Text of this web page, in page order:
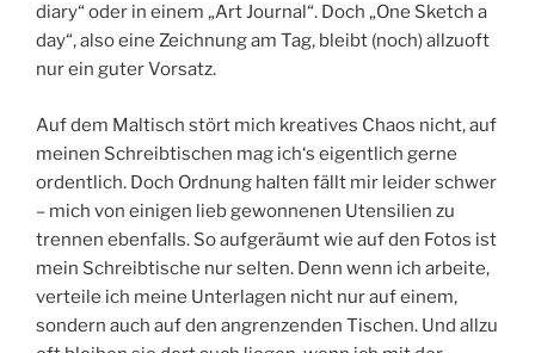
diary“ oder in einem „Art Journal“. Doch „One Sketch a
day“, also eine Zeichnung am Tag, bleibt (noch) allzuoft
nur ein guter Vorsatz.
Auf dem Maltisch stört mich kreatives Chaos nicht, auf
meinen Schreibtischen mag ich‘s eigentlich gerne
ordentlich. Doch Ordnung halten fällt mir leider schwer
– mich von einigen lieb gewonnenen Utensilien zu
trennen ebenfalls. So aufgeräumt wie auf den Fotos ist
mein Schreibtische nur selten. Denn wenn ich arbeite,
verteile ich meine Unterlagen nicht nur auf einem,
sondern auch auf den angrenzenden Tischen. Und allzu